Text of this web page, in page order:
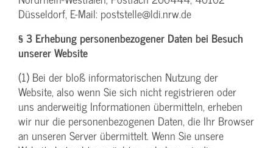
Düsseldorf, E-Mail: poststelle@ldi.nrw.de
§ 3 Erhebung personenbezogener Daten bei Besuch
unserer Website
(1) Bei der bloß informatorischen Nutzung der
Website, also wenn Sie sich nicht registrieren oder
uns anderweitig Informationen übermitteln, erheben
wir nur die personenbezogenen Daten, die Ihr Browser
an unseren Server übermittelt. Wenn Sie unsere